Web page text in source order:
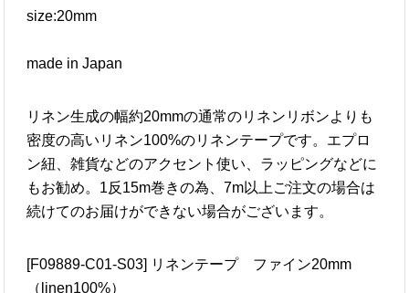
size:20mm
made in Japan
リネン生成の幅約20mmの通常のリネンリボンよりも
密度の高いリネン100%のリネンテープです。エプロ
ン紐、雑貨などのアクセント使い、ラッピングなどに
もお勧め。1反15m巻きの為、7m以上ご注文の場合は
続けてのお届けができない場合がございます。
[F09889-C01-S03] リネンテープ ファイン20mm
（linen100%）